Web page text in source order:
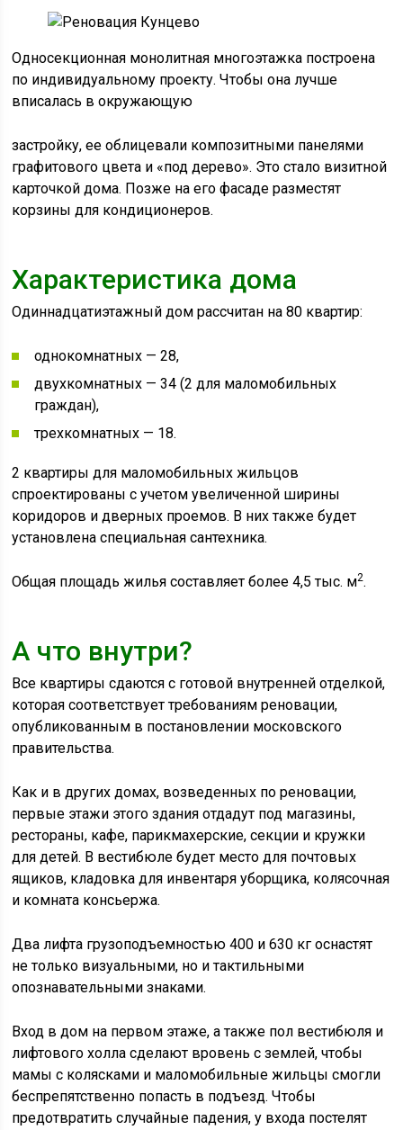
Односекционная монолитная многоэтажка построена
по индивидуальному проекту. Чтобы она лучше
вписалась в окружающую
застройку, ее облицевали композитными панелями
графитового цвета и «под дерево». Это стало визитной
карточкой дома. Позже на его фасаде разместят
корзины для кондиционеров.
Характеристика дома
Одиннадцатиэтажный дом рассчитан на 80 квартир:
однокомнатных — 28,
двухкомнатных — 34 (2 для маломобильных
граждан),
трехкомнатных — 18.
2 квартиры для маломобильных жильцов
спроектированы с учетом увеличенной ширины
коридоров и дверных проемов. В них также будет
установлена специальная сантехника.
Общая площадь жилья составляет более 4,5 тыс. м2.
А что внутри?
Все квартиры сдаются с готовой внутренней отделкой,
которая соответствует требованиям реновации,
опубликованным в постановлении московского
правительства.
Как и в других домах, возведенных по реновации,
первые этажи этого здания отдадут под магазины,
рестораны, кафе, парикмахерские, секции и кружки
для детей. В вестибюле будет место для почтовых
ящиков, кладовка для инвентаря уборщика, колясочная
и комната консьержа.
Два лифта грузоподъемностью 400 и 630 кг оснастят
не только визуальными, но и тактильными
опознавательными знаками.
Вход в дом на первом этаже, а также пол вестибюля и
лифтового холла сделают вровень с землей, чтобы
мамы с колясками и маломобильные жильцы смогли
беспрепятственно попасть в подъезд. Чтобы
предотвратить случайные падения, у входа постелят